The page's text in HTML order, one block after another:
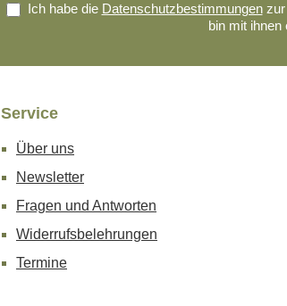
Ich habe die Datenschutzbestimmungenzur
bin mit ihnen
Service
Über uns
Newsletter
Fragen und Antworten
Widerrufsbelehrungen
Termine